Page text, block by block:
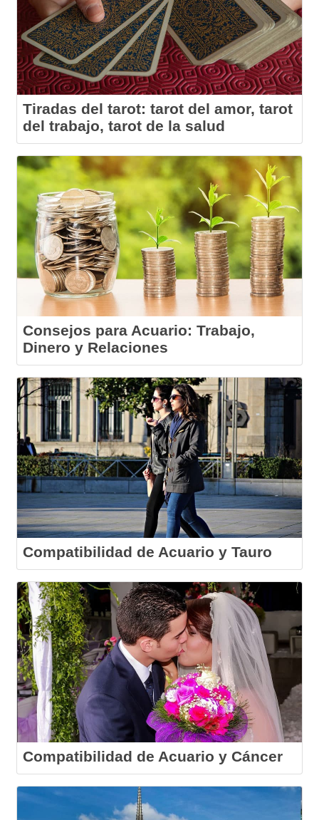
Tiradas del tarot: tarot del amor, tarot
del trabajo, tarot de la salud
Consejos para Acuario: Trabajo,
Dinero y Relaciones
Compatibilidad de Acuario y Tauro
Compatibilidad de Acuario y Cáncer